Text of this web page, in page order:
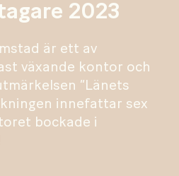
2023
är ett av
växande kontor och
”Länets
innefattar sex
bockade i